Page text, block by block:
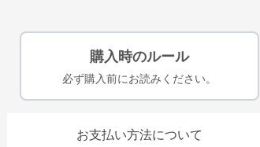
購入時のルール
必ず購入前にお読みください。
お支払い方法について